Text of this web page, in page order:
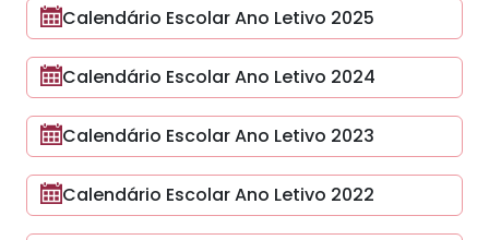
Calendário Escolar Ano Letivo 2025
Calendário Escolar Ano Letivo 2024
Calendário Escolar Ano Letivo 2023
Calendário Escolar Ano Letivo 2022